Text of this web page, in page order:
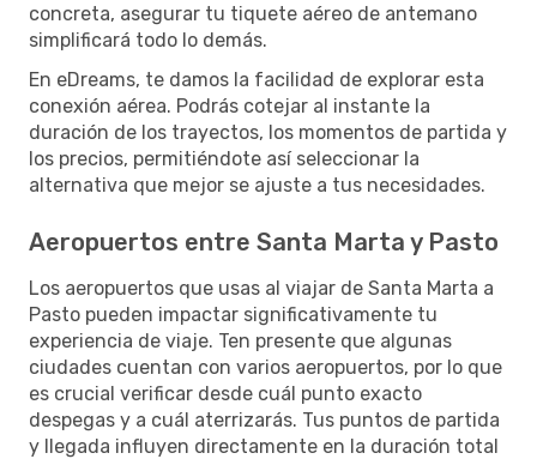
concreta, asegurar tu tiquete aéreo de antemano
simplificará todo lo demás.
En eDreams, te damos la facilidad de explorar esta
conexión aérea. Podrás cotejar al instante la
duración de los trayectos, los momentos de partida y
los precios, permitiéndote así seleccionar la
alternativa que mejor se ajuste a tus necesidades.
Aeropuertos entre Santa Marta y Pasto
Los aeropuertos que usas al viajar de Santa Marta a
Pasto pueden impactar significativamente tu
experiencia de viaje. Ten presente que algunas
ciudades cuentan con varios aeropuertos, por lo que
es crucial verificar desde cuál punto exacto
despegas y a cuál aterrizarás. Tus puntos de partida
y llegada influyen directamente en la duración total